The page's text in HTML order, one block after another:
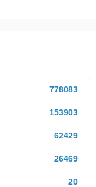
778083
153903
62429
26469
20